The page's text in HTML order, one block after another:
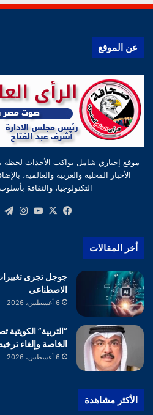
عن الموقع
موقع إخباري شامل يواكب الأحداث لحظة
الأخبار المحلية والعربية والعالمية،
التكنولوجيا، والثقافة
فيسبوك
‫X
أخر المقالات
جوجل تجرى
الاصطناعى
6 أغسطس، 2026
“التربية” الكويتية
الخاصة وإلغاء
6 أغسطس، 2026
الأكثر مشاهدة